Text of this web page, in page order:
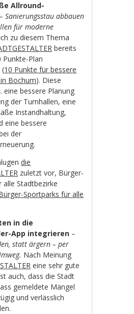
Allround-
–Sanierungsstau abbauen
für moderne
zu diesem Thema
bereits
Punkte-Plan
(10 Punkte für bessere
Bochum). Diese
eine bessere Planung
der Turnhallen, eine
Instandhaltung,
eine bessere
der
die
zuletzt vor, Bürger-
alle Stadtbezirke
Sportparks für alle
in die
App integrieren –
statt ärgern – per
Nach Meinung
eine sehr gute
auch, dass die Stadt
gemeldete Mängel
und verlässlich